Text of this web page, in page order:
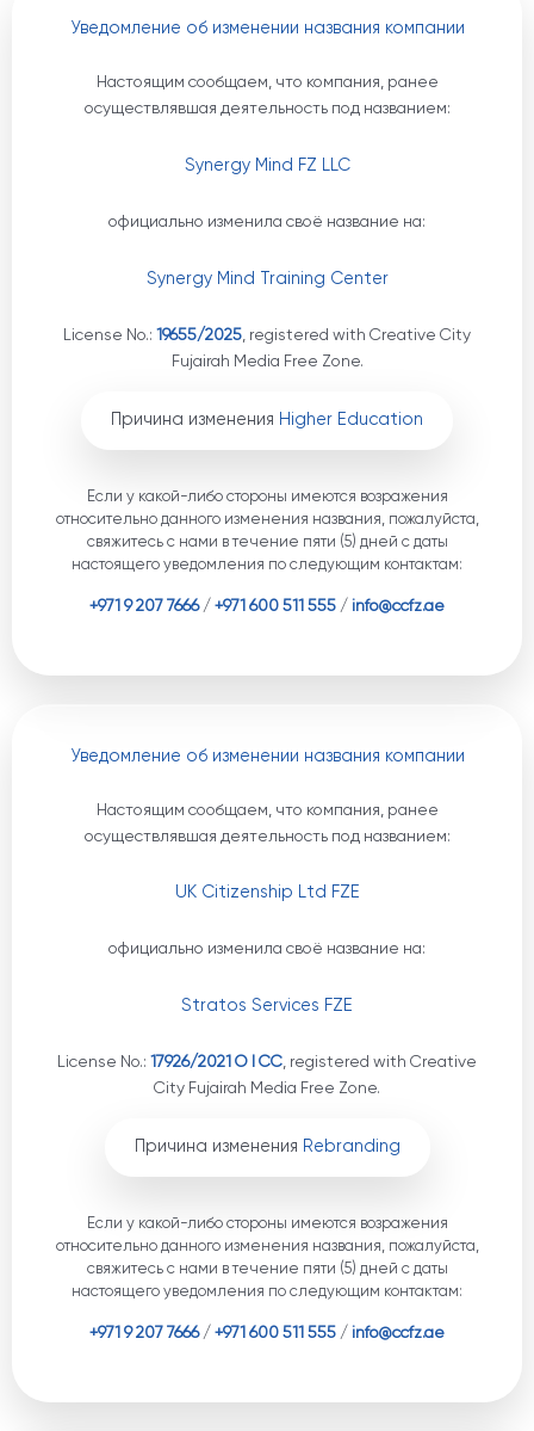
Уведомление об изменении названия компании
Настоящим сообщаем, что компания, ранее
осуществлявшая деятельность под названием:
Synergy Mind FZ LLC
официально изменила своё название на:
Synergy Mind Training Center
License No.: 19655/2025 , registered with Creative City
Fujairah Media Free Zone.
Причина изменения Higher Education
Если у какой-либо стороны имеются возражения
относительно данного изменения названия, пожалуйста,
свяжитесь с нами в течение пяти (5) дней с даты
настоящего уведомления по следующим контактам:
+971 9 207 7666/ +971 600 511 555 / info@ccfz.ae
Уведомление об изменении названия компании
Настоящим сообщаем, что компания, ранее
осуществлявшая деятельность под названием:
UK Citizenship Ltd FZE
официально изменила своё название на:
Stratos Services FZE
License No.: 17926/2021 O I CC, registered with Creative
City Fujairah Media Free Zone.
Причина изменения Rebranding
Если у какой-либо стороны имеются возражения
относительно данного изменения названия, пожалуйста,
свяжитесь с нами в течение пяти (5) дней с даты
настоящего уведомления по следующим контактам:
+971 9 207 7666/ +971 600 511 555 / info@ccfz.ae